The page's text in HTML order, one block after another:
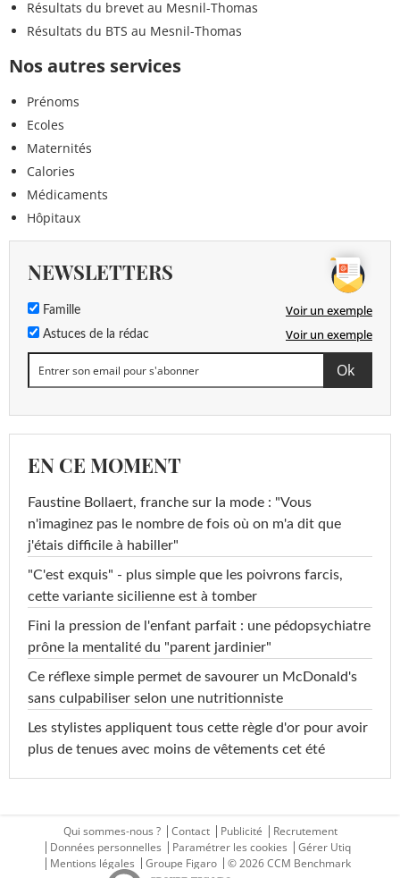
Résultats du brevet au Mesnil-Thomas
Résultats du BTS au Mesnil-Thomas
Nos autres services
Prénoms
Ecoles
Maternités
Calories
Médicaments
Hôpitaux
NEWSLETTERS
Famille Voir un exemple
Astuces de la rédac Voir un exemple
EN CE MOMENT
Faustine Bollaert, franche sur la mode : "Vous
n'imaginez pas le nombre de fois où on m'a dit que
j'étais difficile à habiller"
"C'est exquis" - plus simple que les poivrons farcis,
cette variante sicilienne est à tomber
Fini la pression de l'enfant parfait : une pédopsychiatre
prône la mentalité du "parent jardinier"
Ce réflexe simple permet de savourer un McDonald's
sans culpabiliser selon une nutritionniste
Les stylistes appliquent tous cette règle d'or pour avoir
plus de tenues avec moins de vêtements cet été
Qui sommes-nous ? Contact Publicité
Recrutement
Données personnelles
Paramétrer les cookies
Gérer Utiq
Mentions légales
Groupe Figaro © 2026 CCM Benchmark